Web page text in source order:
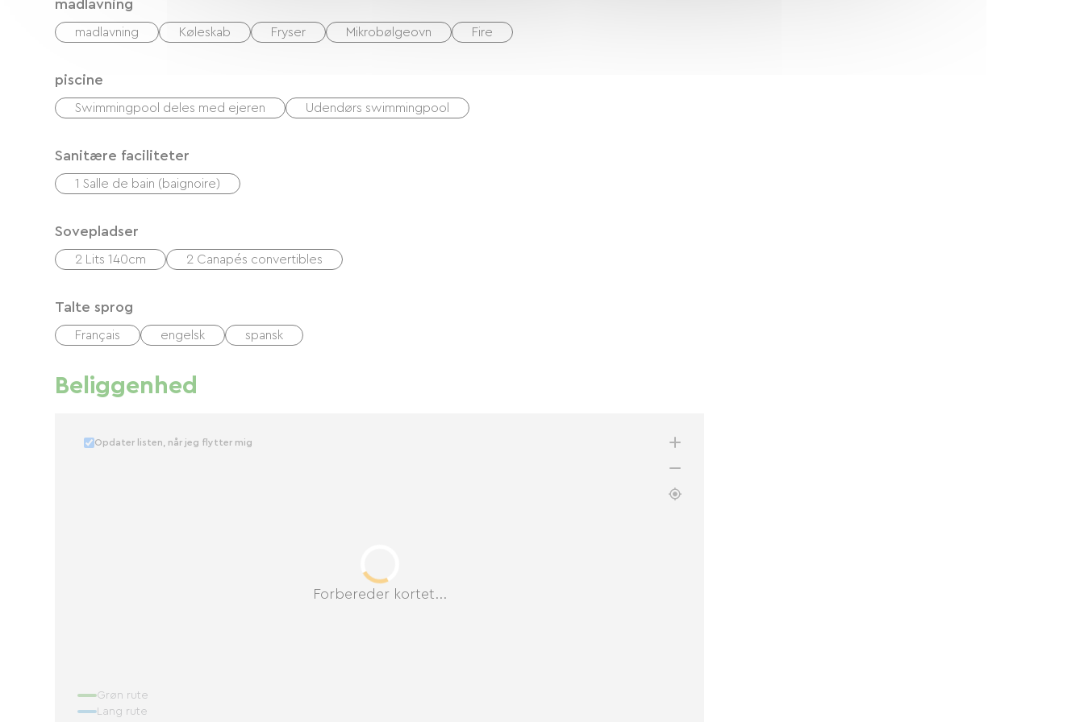
madlavning
madlavning Køleskab Fryser Mikrobølgeovn Fire
piscine
Swimmingpool deles med ejeren Udendørs swimmingpool
Sanitære faciliteter
1 Salle de bain (baignoire)
Sovepladser
2 Lits 140cm 2 Canapés convertibles
Talte sprog
Français engelsk spansk
Beliggenhed
Forbereder kortet...
Opdater listen, når jeg flytter mig
Grøn rute
Lang rute